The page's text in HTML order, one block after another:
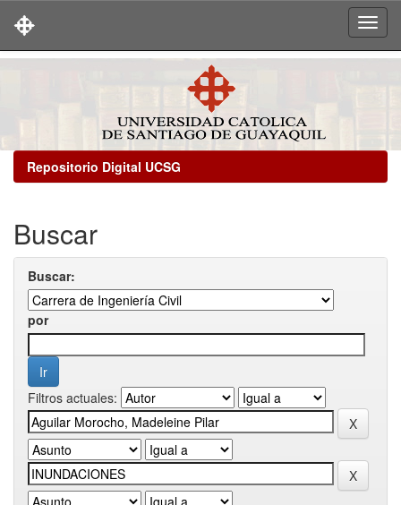
Repositorio Digital UCSG
Buscar
Buscar:
por
Filtros actuales: